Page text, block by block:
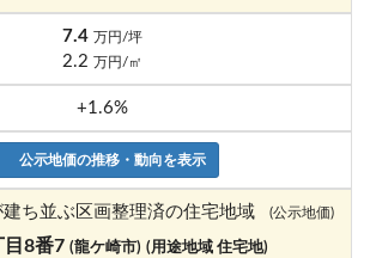
7.4 万円/坪
2.2 万円/㎡
+1.6%
公示地価の推移・動向を表示
ち並ぶ区画整理済の住宅地域 (公示地価)
目8番7 (龍ケ崎市) (用途地域 住宅地)